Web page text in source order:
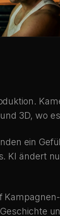
3D, wo
ein
KI ändert